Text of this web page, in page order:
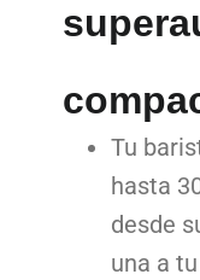
Tu
hasta
desde
una a